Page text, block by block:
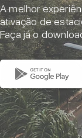
A melhor
ativação de
Faça já o